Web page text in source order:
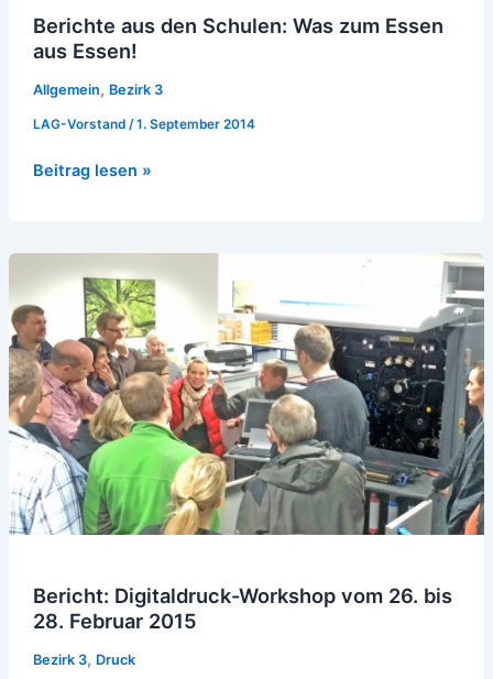
Berichte aus den Schulen: Was zum Essen
aus Essen!
Allgemein, Bezirk 3
LAG-Vorstand /1. September 2014
Beitrag lesen »
Bericht: Digitaldruck-Workshop vom 26. bis
28. Februar 2015
Bezirk 3, Druck
Digitaldruck-
Workshop
vom
26.
bis
28.
Februar
2015